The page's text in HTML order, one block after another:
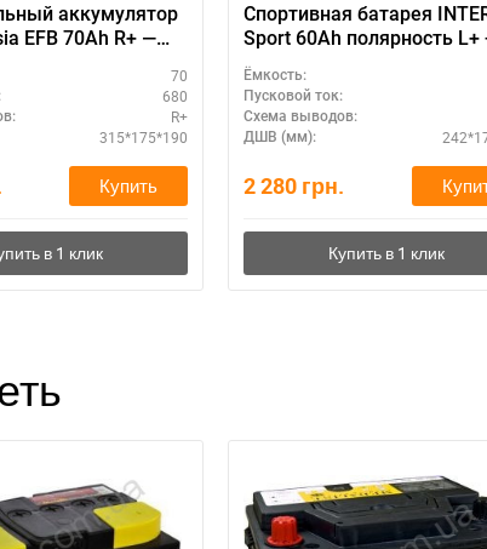
аккумулятор
EFB 70Ah R+ —
70
680
R+
315*175*190
Купить
Спортивная батарея
Sport 60Ah полярность L+
высокий пусковой ток
Ёмкость:
Пусковой ток:
Схема выводов:
ДШВ (мм):
2 280 грн.